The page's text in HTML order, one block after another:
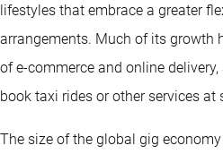
lifestyles that embrace a greater
arrangements. Much of its growth
of e-commerce and online
book taxi rides or other services at
The size of the global gig